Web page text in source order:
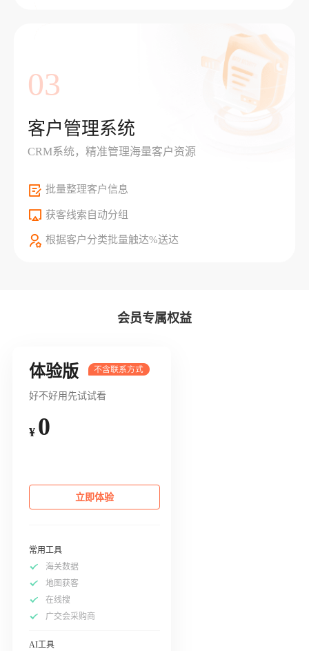
03
客户管理系统
CRM系统，精准管理海量客户资源
批量整理客户信息
获客线索自动分组
根据客户分类批量触达%送达
会员专属权益
体验版
好不好用先试试看
¥ 0
立即体验
常用工具
海关数据
地图获客
在线搜
广交会采购商
AI工具